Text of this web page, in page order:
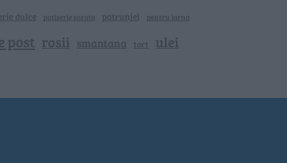
dulce patiserie sarata patrunjel pentru iarna
post rosii smantana tort ulei